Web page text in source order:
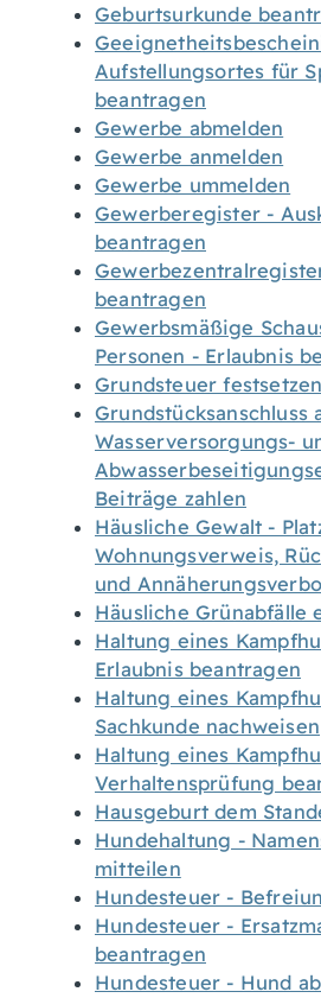
Geburtsurkunde
Aufstellungsortes für
beantragen
Gewerbe abmelden
Gewerbe anmelden
Gewerbe ummelden
Gewerberegister -
beantragen
beantragen
Gewerbsmäßige
Personen - Erlaubnis
Grundsteuer festsetzen
Grundstücksanschluss
Wasserversorgungs-
Beiträge zahlen
Häusliche Gewalt -
Wohnungsverweis,
und
Häusliche Grünabfälle
Haltung eines
Erlaubnis beantragen
Haltung eines
Sachkunde nachweisen
Haltung eines
Verhaltensprüfung
Hausgeburt dem
Hundehaltung -
mitteilen
Hundesteuer -
Hundesteuer -
beantragen
Hundesteuer - Hund